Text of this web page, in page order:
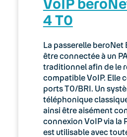
4 T0
La passerelle beroNet
être connectée à un
traditionnel afin de le
compatible VoIP. Elle
ports T0/BRI. Un
téléphonique
ainsi être aisément
connexion VoIP via la
est utilisable avec